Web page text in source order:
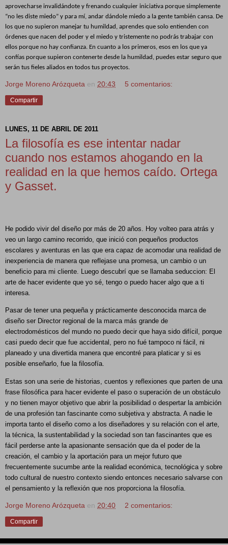
aprovecharse invalidándote y frenando cualquier iniciativa porque simplemente
“no les diste miedo” y para mí, andar dándole miedo a la gente también cansa. De
los que no supieron manejar tu humildad, aprendes que solo entienden con
órdenes que nacen del poder y el miedo y tristemente no podrás trabajar con
ellos porque no hay confianza. En cuanto a los primeros, esos en los que ya
confías porque supieron contenerte desde la humildad, puedes estar seguro que
serán tus fieles aliados en todos tus proyectos.
Jorge Moreno Arózqueta en 20:43 5 comentarios:
Compartir
LUNES, 11 DE ABRIL DE 2011
La filosofía es ese intentar nadar
cuando nos estamos ahogando en la
realidad en la que hemos caído. Ortega
y Gasset.
He podido vivir del diseño por más de 20 años. Hoy volteo para atrás y
veo un largo camino recorrido, que inició con pequeños productos
escolares y aventuras en las que era capaz de acomodar una realidad de
inexperiencia de manera que reflejase una promesa, un cambio o un
beneficio para mi cliente. Luego descubrí que se llamaba seduccion: El
arte de hacer evidente que yo sé, tengo o puedo hacer algo que a ti
interesa.
Pasar de tener una pequeña y prácticamente desconocida marca de
diseño ser Director regional de la marca más grande de
electrodomésticos del mundo no puedo decir que haya sido difícil, porque
casi puedo decir que fue accidental, pero no fué tampoco ni fácil, ni
planeado y una divertida manera que encontré para platicar y si es
posible enseñarlo, fue la filosofía.
Estas son una serie de historias, cuentos y reflexiones que parten de una
frase filosófica para hacer evidente el paso o superación de un obstáculo
y no tienen mayor objetivo que abrir la posibilidad o despertar la ambición
de una profesión tan fascinante como subjetiva y abstracta. A nadie le
importa tanto el diseño como a los diseñadores y su relación con el arte,
la técnica, la sustentabilidad y la sociedad son tan fascinantes que es
fácil perderse ante la apasionante sensación que da el poder de la
creación, el cambio y la aportación para un mejor futuro que
frecuentemente sucumbe ante la realidad económica, tecnológica y sobre
todo cultural de nuestro contexto siendo entonces necesario salvarse con
el pensamiento y la reflexión que nos proporciona la filosofía.
Jorge Moreno Arózqueta en 20:40 2 comentarios:
Compartir